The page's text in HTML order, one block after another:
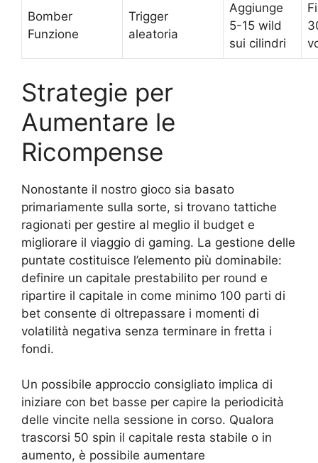
Bomber
Funzione
Trigger
aleatoria
Aggiunge
5-15 wild
sui cilindri
Strategie per
Aumentare le
Ricompense
Nonostante il nostro gioco sia basato
primariamente sulla sorte, si trovano tattiche
ragionati per gestire al meglio il budget e
migliorare il viaggio di gaming. La gestione delle
puntate costituisce l’elemento più dominabile:
definire un capitale prestabilito per round e
ripartire il capitale in come minimo 100 parti di
bet consente di oltrepassare i momenti di
volatilità negativa senza terminare in fretta i
fondi.
Un possibile approccio consigliato implica di
iniziare con bet basse per capire la periodicità
delle vincite nella sessione in corso. Qualora
trascorsi 50 spin il capitale resta stabile o in
aumento, è possibile aumentare